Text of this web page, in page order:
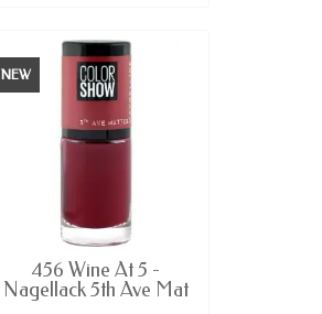
NEW
AVAILABLE
456 Wine At 5 -
Nagellack 5th Ave Mat